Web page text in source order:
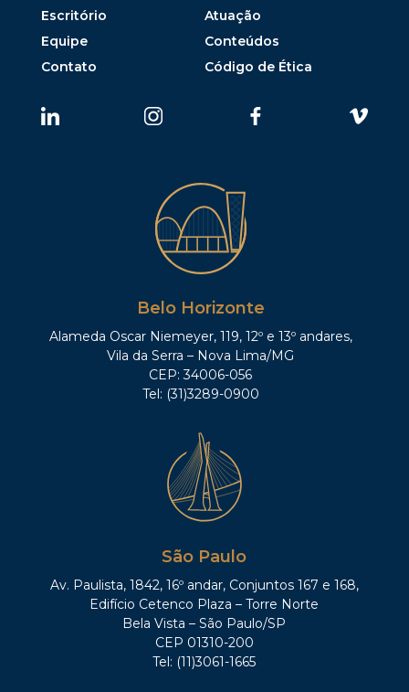
Escritório
Atuação
Equipe
Conteúdos
Contato
Código de Ética
Belo Horizonte
Alameda Oscar Niemeyer, 119, 12º e 13º andares,
Vila da Serra – Nova Lima/MG
CEP: 34006-056
Tel: (31)3289-0900
São Paulo
Av. Paulista, 1842, 16º andar, Conjuntos 167 e 168,
Edifício Cetenco Plaza – Torre Norte
Bela Vista – São Paulo/SP
CEP 01310-200
Tel: (11)3061-1665